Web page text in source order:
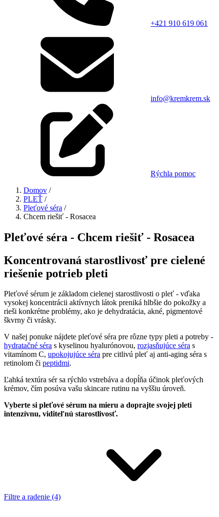
+421 910 619 061
info@kremkrem.sk
Rýchla pomoc
Domov /
PLEŤ /
Pleťové séra /
Chcem riešiť - Rosacea
Pleťové séra - Chcem riešiť - Rosacea
Koncentrovaná starostlivosť pre cielené
riešenie potrieb pleti
Pleťové sérum je základom cielenej starostlivosti o pleť - vďaka
vysokej koncentrácii aktívnych látok preniká hlbšie do pokožky a
rieši konkrétne problémy, ako je dehydratácia, akné, pigmentové
škvrny či vrásky.
V našej ponuke nájdete pleťové séra pre rôzne typy pleti a potreby -
hydratačné séra s kyselinou hyalurónovou, rozjasňujúce séra s
vitamínom C, upokojujúce séra pre citlivú pleť aj anti-aging séra s
retinolom či peptidmi.
Ľahká textúra sér sa rýchlo vstrebáva a dopĺňa účinok pleťových
krémov, čím posúva vašu skincare rutinu na vyššiu úroveň.
Vyberte si pleťové sérum na mieru a doprajte svojej pleti
intenzívnu, viditeľnú starostlivosť.
Filtre a radenie (4)